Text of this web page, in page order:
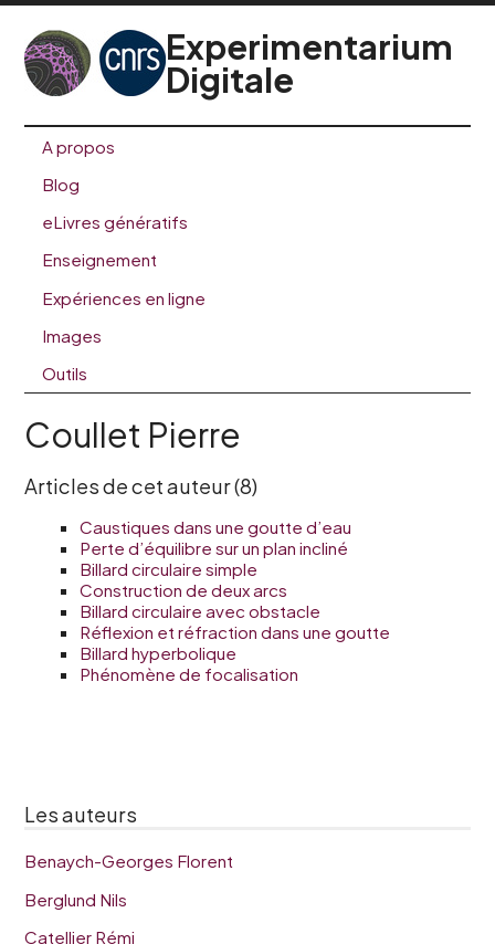
Experimentarium
Digitale
A propos
Blog
eLivres génératifs
Enseignement
Expériences en ligne
Images
Outils
Coullet Pierre
Articles de cet auteur (8)
Caustiques dans une goutte d’eau
Perte d’équilibre sur un plan incliné
Billard circulaire simple
Construction de deux arcs
Billard circulaire avec obstacle
Réflexion et réfraction dans une goutte
Billard hyperbolique
Phénomène de focalisation
Les auteurs
Benaych-Georges Florent
Berglund Nils
Catellier Rémi